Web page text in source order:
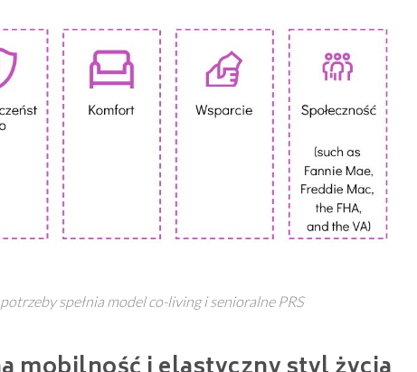
potrzeby spełnia model co-living i senioralne PRS